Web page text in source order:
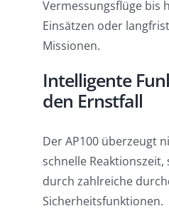
Vermessungsflüge bis
Einsätzen oder
Missionen.
Intelligente
den Ernstfall
Der AP100 überzeugt
schnelle
durch zahlreiche
Sicherheitsfunktionen.